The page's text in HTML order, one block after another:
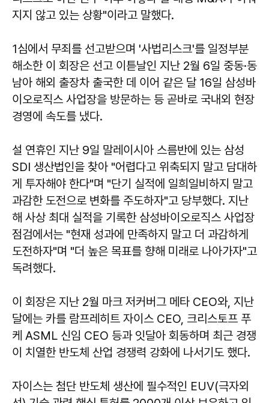
지지 않고 있는 상황"이라고 말했다.
1심에서 무죄를 선고받으며 '사법리스크'를 일정부분
해소한 이 회장은 선고 이튿날인 지난 2월 6일 중동·동
남아 해외 출장차 출국한 데 이어 같은 달 16일 삼성바
이오로직스 사업장을 방문하는 등 곧바로 국내외 현장
경영에 속도를 냈다.
설 연휴인 지난 9일 말레이시아 스름반에 있는 삼성
SDI 생산법인을 찾아 "어렵다고 위축되지 말고 담대하
게 투자해야 한다"며 "단기 실적에 일희일비하지 말고
과감한 도전으로 변화를 주도하자"고 당부했다. 지난
해 사상 최대 실적을 기록한 삼성바이오로직스 사업장
점검에서는 "현재 성과에 만족하지 말고 더 과감하게
도전하자"며 "더 높은 목표를 향해 미래로 나아가자"고
독려했다.
이 회장은 지난 2월 마크 저커버그 메타 CEO와, 지난
달에는 카를 람프레히트 자이스 CEO, 크리스토프 푸
케 ASML 신임 CEO 등과 잇달아 회동하며 최근 경쟁
이 치열한 반도체 산업 경쟁력 강화에 나서기도 했다.
자이스는 첨단 반도체 생산에 필수적인 EUV(극자외